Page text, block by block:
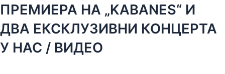
ПРЕМИЕРА НА „KABANES“ И
ДВА ЕКСКЛУЗИВНИ КОНЦЕРТА
У НАС / ВИДЕО